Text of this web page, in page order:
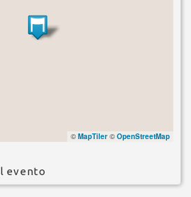
© MapTiler© OpenStreetMap
evento